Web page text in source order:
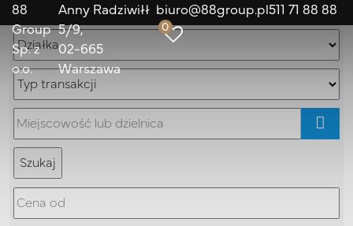
88
Group
Sp. z
o.o.
Anny Radziwiłł
5/9
02-665
Warszawa
biuro@88group.pl511 71 88 88
0